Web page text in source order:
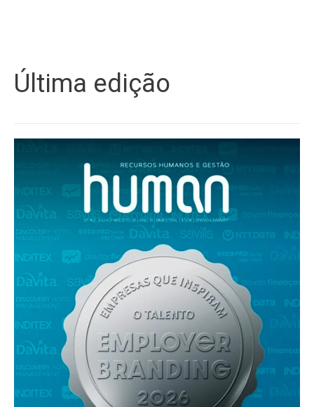
Última edição